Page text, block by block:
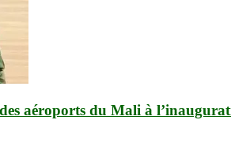
aéroports du Mali à